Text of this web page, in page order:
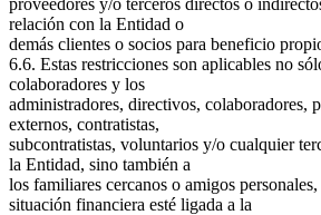
relación con la Entidad o
demás clientes o socios para beneficio
6.6. Estas restricciones son aplicables no
colaboradores y los
administradores, directivos, colaboradores,
externos, contratistas,
subcontratistas, voluntarios y/o cualquier
la Entidad, sino también a
los familiares cercanos o amigos
situación financiera esté ligada a la